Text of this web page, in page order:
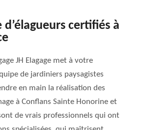
certifiés à
JH Elagage met à votre
de jardiniers paysagistes
en main la réalisation des
à Conflans Sainte Honorine et
de vrais professionnels qui ont